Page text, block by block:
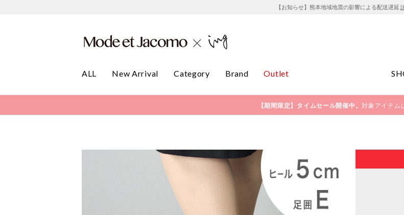
【お知らせ】熊本地域地震の影響による配送遅延
ALL New Arrival Category Brand Outlet
【期間限定】タイムセール開催中。対象アイテム